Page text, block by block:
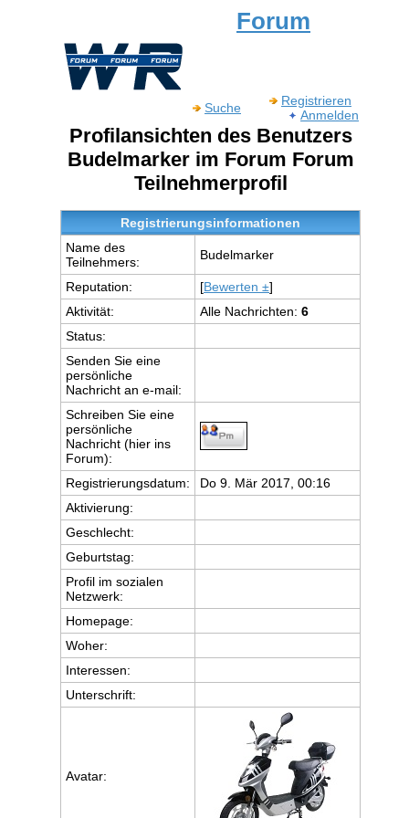
Forum
Suche
Registrieren
Anmelden
Profilansichten des Benutzers
Budelmarker im Forum Forum
Teilnehmerprofil
Registrierungsinformationen
Name des
Teilnehmers:
Budelmarker
Reputation: [Bewerten ±]
Aktivität:
Alle Nachrichten: 6
Status:
Senden Sie eine
persönliche
Nachricht an e-mail:
Schreiben Sie eine
persönliche
Nachricht (hier ins
Forum):
Registrierungsdatum:
Do 9. Mär 2017, 00:16
Aktivierung:
Geschlecht:
Geburtstag:
Profil im sozialen
Netzwerk:
Homepage:
Woher:
Interessen:
Unterschrift:
Avatar: